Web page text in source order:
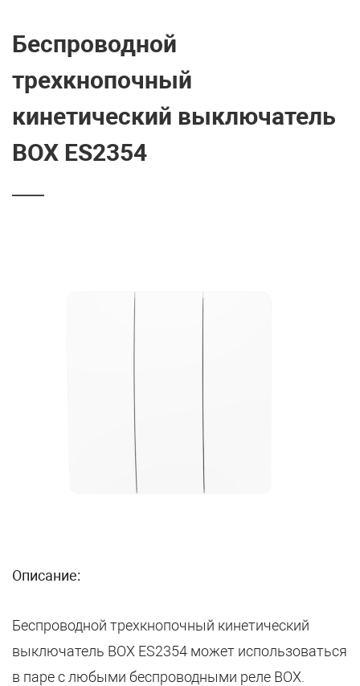
Беспроводной
трехкнопочный
кинетический выключатель
BOX ES2354
Описание:
Беспроводной трехкнопочный кинетический
выключатель BOX ES2354 может использоваться
в паре с любыми беспроводными реле BOX.